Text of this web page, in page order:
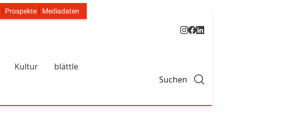
Prospekte Mediadaten
Kultur blättle
Suchen